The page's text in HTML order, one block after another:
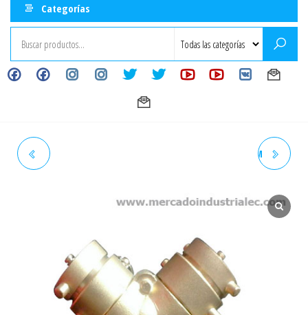
Categorías
BRIDA CIEGA 6" 150# ASTM